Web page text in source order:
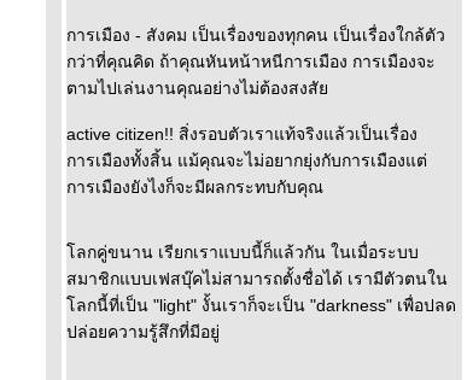
การเมือง - สังคม เป็นเรื่องของทุกคน เป็นเรื่องใกล้ตัว
กว่าที่คุณคิด ถ้าคุณหันหน้าหนีการเมือง การเมืองจะ
ตามไปเล่นงานคุณอย่างไม่ต้องสงสั
active citizen!! สิ่งรอบตัวเราแท้จริงแล้วเป็นเรื่อง
การเมืองทั้งสิ้น แม้คุณจะไม่อยากยุ่งกับการเมืองแต่
การเมืองยังไงก็จะมีผลกระทบกับคุณ
ลกคู่ขนาน เรียกเราแบบนี้ก็แล้วกัน ในเมื่อระบบ
สมาชิกแบบเฟสบุ๊คไม่สามารถตั้งชื่อได้ เรามีตัวตนใน
ลกนี้ที่เป็น "light" งั้นเราก็จะเป็น "darkness" เพื่อปลด
ปล่อยความรู้สึกที่มีอยู่